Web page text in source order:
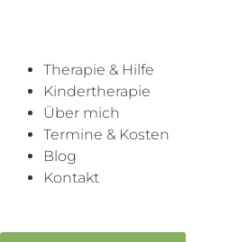
Therapie & Hilfe
Kindertherapie
Über mich
Termine & Kosten
Blog
Kontakt